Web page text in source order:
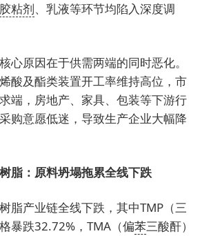
胶粘剂、乳液等环节均陷入深度调
心原因在于供需两端的同时恶化。
酸及酯类装置开工率维持高位，市
端，房地产、家具、包装等下游行
购意愿低迷，导致生产企业大幅降
脂：原料坍塌拖累全线下跌
脂产业链全线下跌，其中TMP（三
暴跌32.72%，TMA（偏苯三酸酐）